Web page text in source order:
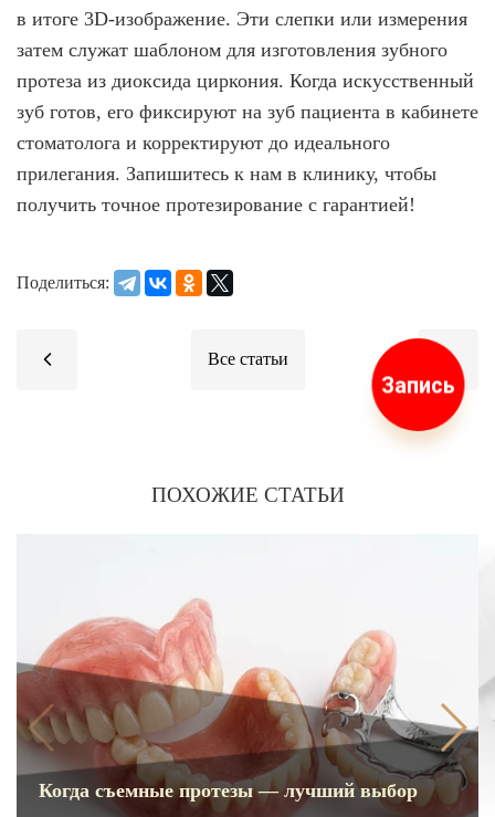
Запись
в итоге 3D-изображение. Эти слепки или измерения
затем служат шаблоном для изготовления зубного
протеза из диоксида циркония. Когда искусственный
зуб готов, его фиксируют на зуб пациента в кабинете
стоматолога и корректируют до идеального
прилегания. Запишитесь к нам в клинику, чтобы
получить точное протезирование с гарантией!
Поделиться:
ПОХОЖИЕ СТАТЬИ
Когда съемные протезы — лучший выбор